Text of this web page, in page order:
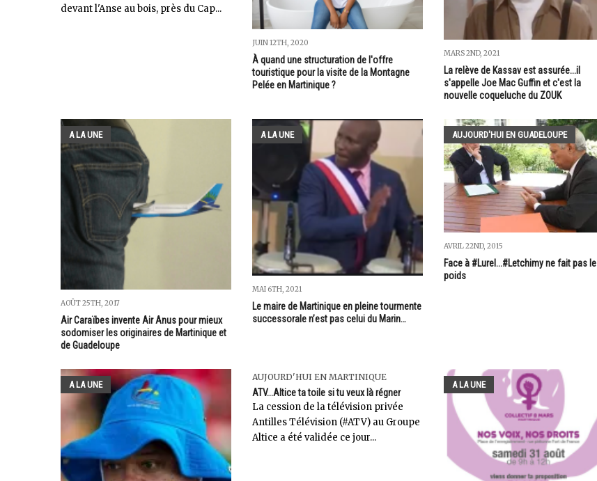
devant l'Anse au bois, près du Cap...
JUIN 12TH, 2020
À quand une structuration de l'offre
touristique pour la visite de la Montagne
Pelée en Martinique ?
MARS 2ND, 2021
La relève de Kassav est assurée...il
s'appelle Joe Mac Guffin et c'est la
nouvelle coqueluche du ZOUK
A LA UNE
AOÛT 25TH, 2017
Air Caraïbes invente Air Anus pour mieux
sodomiser les originaires de Martinique et
de Guadeloupe
A LA UNE
MAI 6TH, 2021
Le maire de Martinique en pleine tourmente
successorale n’est pas celui du Marin…
AUJOURD'HUI EN GUADELOUPE
AVRIL 22ND, 2015
Face à #Lurel...#Letchimy ne fait pas le
poids
A LA UNE
AUJOURD'HUI EN MARTINIQUE
ATV...Altice ta toile si tu veux là régner
La cession de la télévision privée
Antilles Télévision (#ATV) au Groupe
Altice a été validée ce jour...
A LA UNE